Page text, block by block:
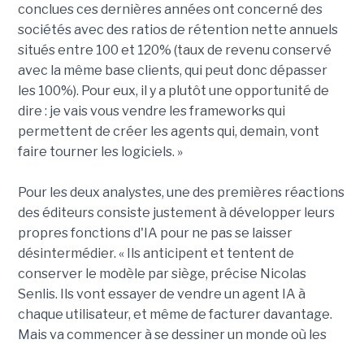
conclues ces dernières années ont concerné des
sociétés avec des ratios de rétention nette annuels
situés entre 100 et 120% (taux de revenu conservé
avec la même base clients, qui peut donc dépasser
les 100%). Pour eux, il y a plutôt une opportunité de
dire : je vais vous vendre les frameworks qui
permettent de créer les agents qui, demain, vont
faire tourner les logiciels. »
Pour les deux analystes, une des premières réactions
des éditeurs consiste justement à développer leurs
propres fonctions d'IA pour ne pas se laisser
désintermédier. « Ils anticipent et tentent de
conserver le modèle par siège, précise Nicolas
Senlis. Ils vont essayer de vendre un agent IA à
chaque utilisateur, et même de facturer davantage.
Mais va commencer à se dessiner un monde où les